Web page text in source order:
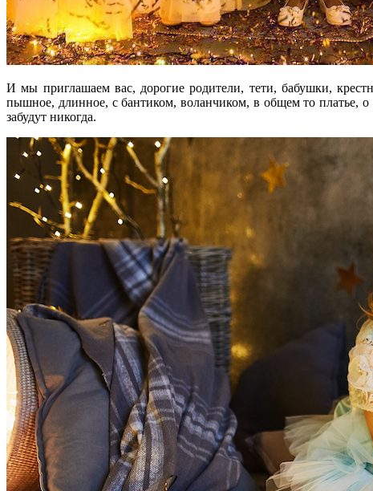
И мы приглашаем вас, дорогие родители, тети, бабушки,
пышное, длинное, с бантиком, воланчиком, в общем то платье,
забудут никогда.